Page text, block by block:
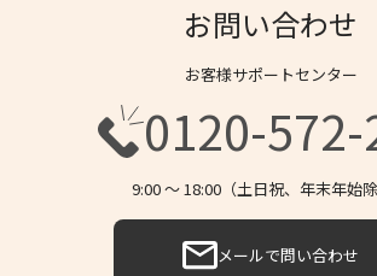
お問い合わせ
お客様サポートセンター
0120-
9:00 〜 18:00（土日祝、年末年始除
メールで問い合わせ